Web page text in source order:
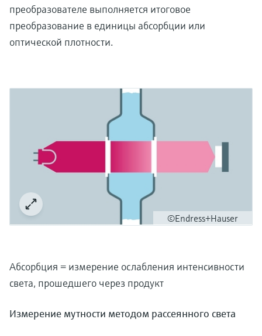
преобразователе выполняется итоговое
преобразование в единицы абсорбции или
оптической плотности.
©Endress+Hauser
Абсорбция = измерение ослабления интенсивности
света, прошедшего через продукт
Измерение мутности методом рассеянного света